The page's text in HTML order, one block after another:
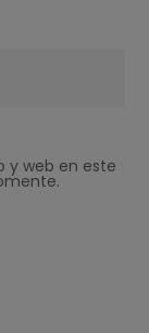
y web en este